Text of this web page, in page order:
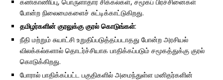
போன்ற நிலைமைகளைச் சுட்டிக்காட்டுகிறது.
தமிழர்களின் குரலுக்கு குரல் கொடுங்கள்:
நீதி மற்றும் சுயாட்சி உறுதிப்படுத்தப்படாதது போன்ற அரசியல்
விலக்கல்களால் தொடர்ச்சியாக பாதிக்கப்படும் சமூகத்துக்கு குரல்
கொடுக்கிறது.
போரால் பாதிக்கப்பட்ட பகுதிகளில் அமைந்துள்ள மனிதர்களின்